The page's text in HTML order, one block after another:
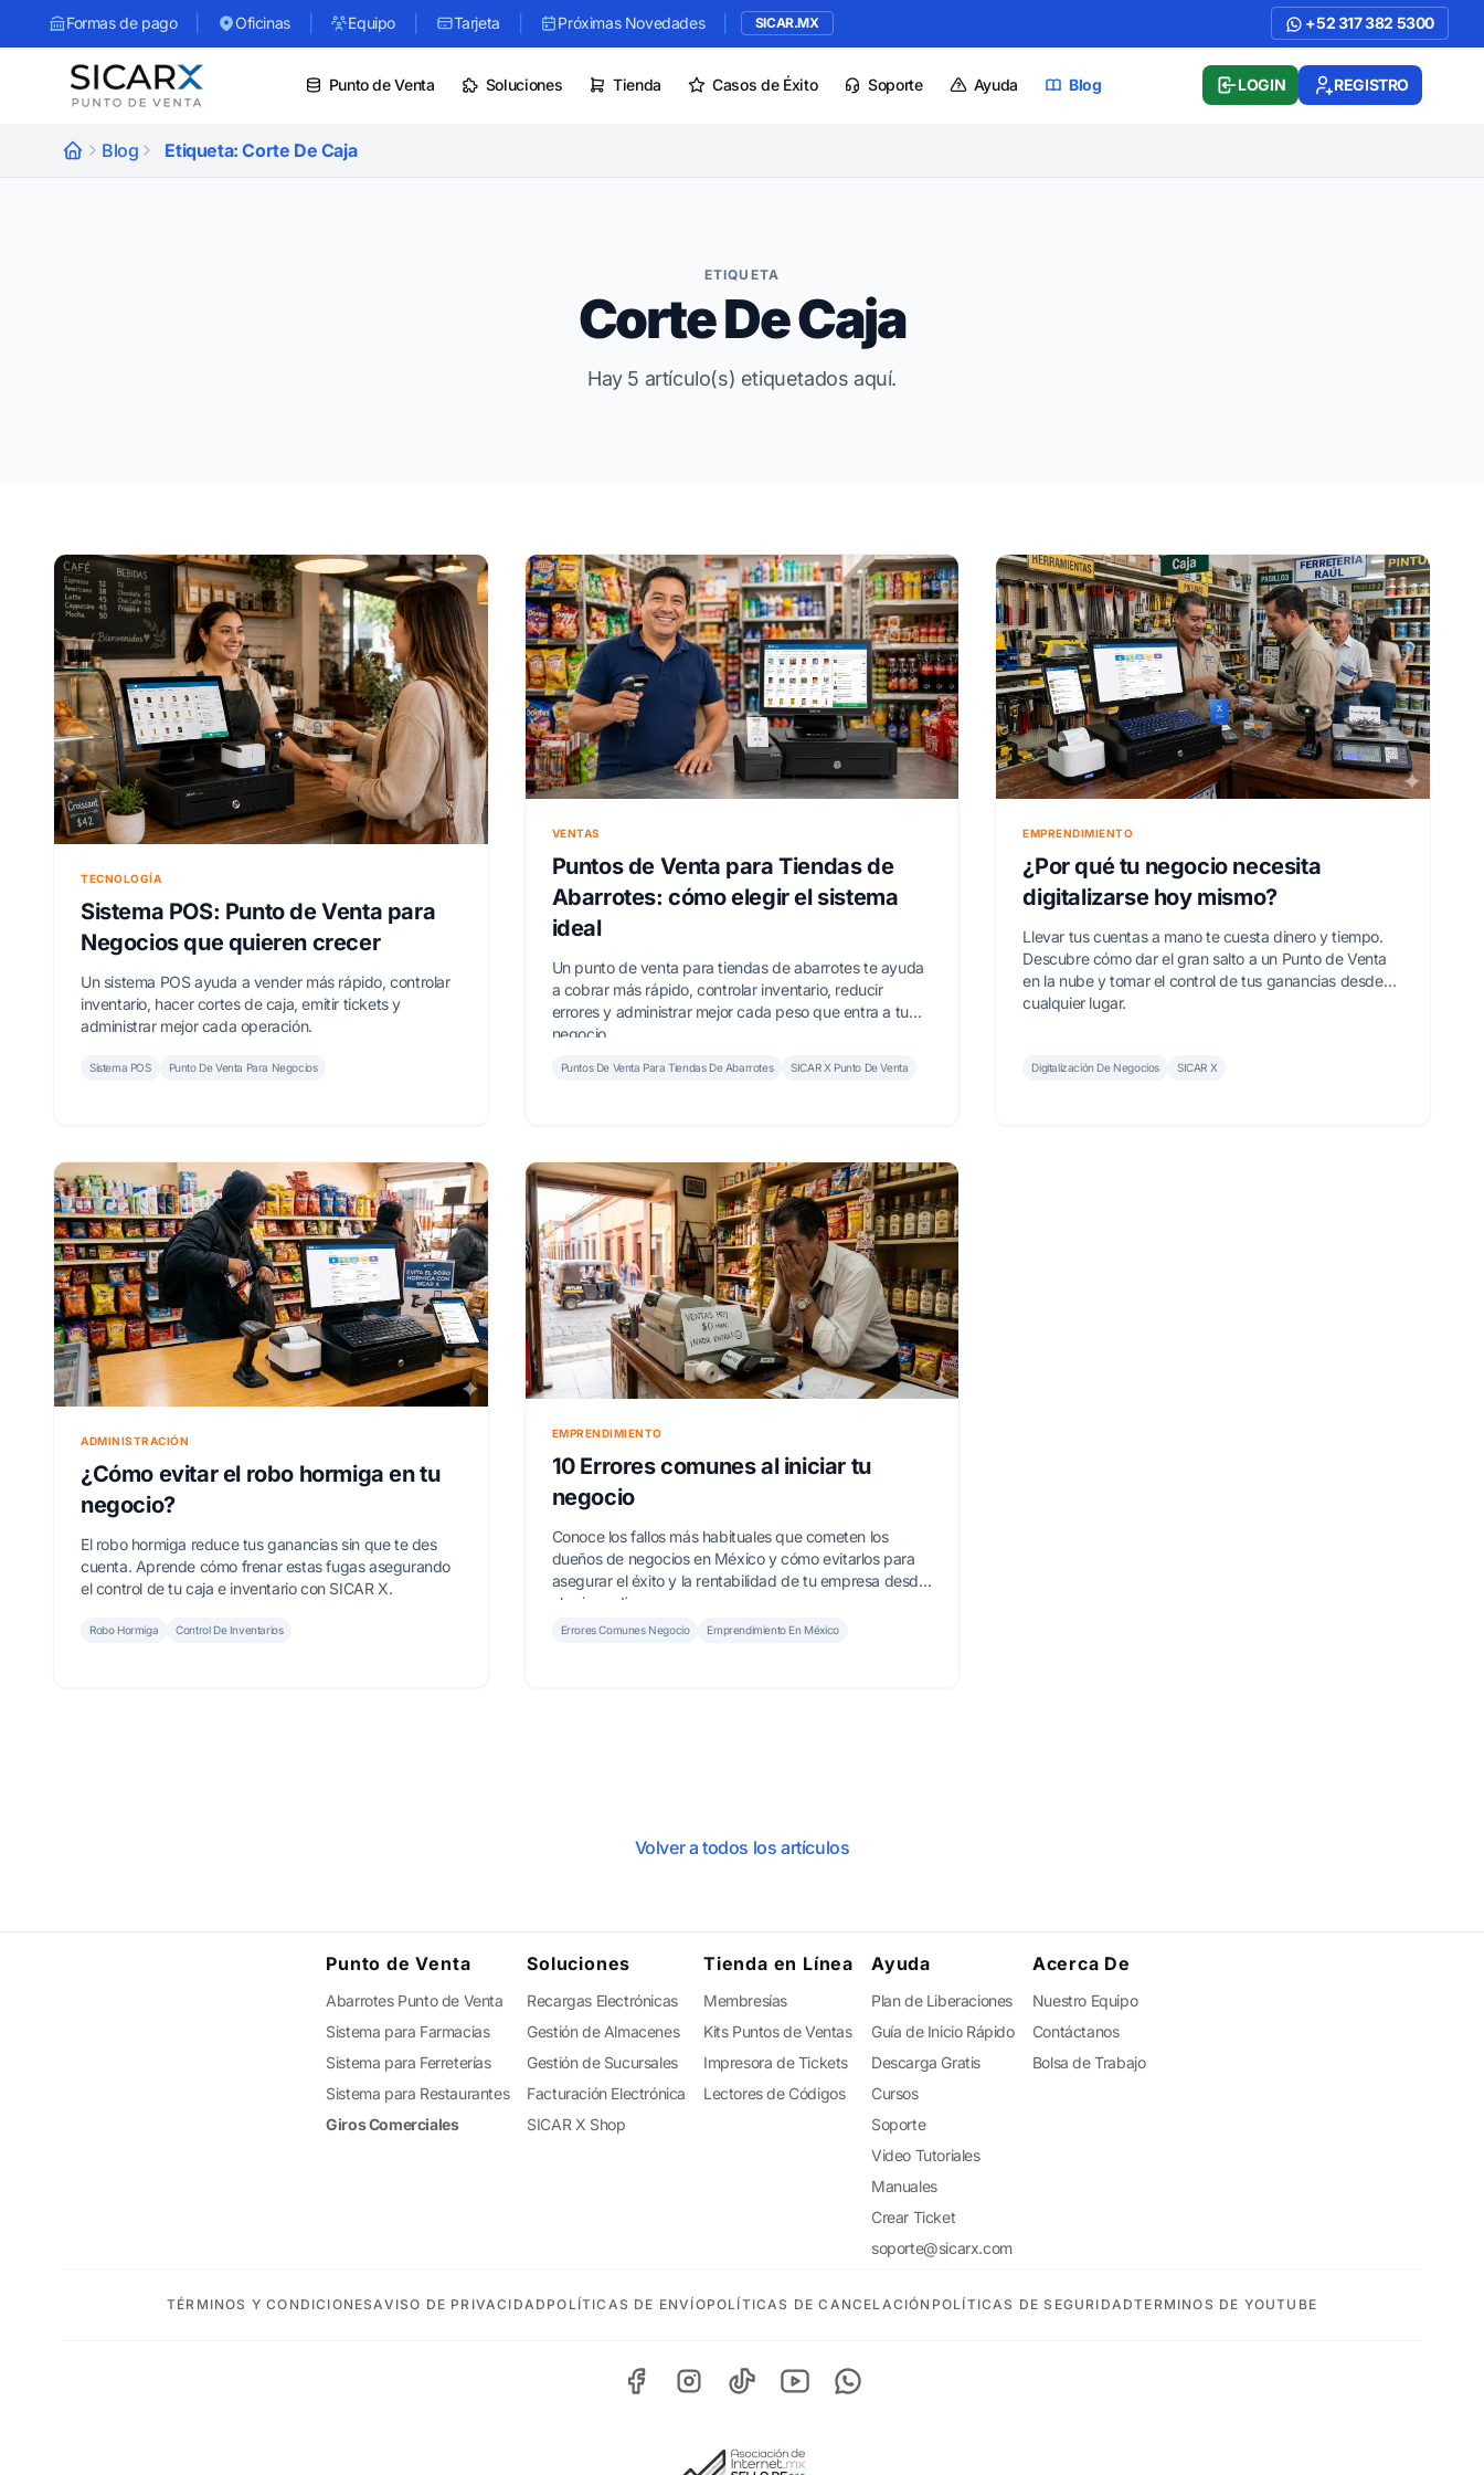
Formas de pago Oficinas Equipo Tarjeta Próximas Novedades SICAR.MX +52 317 382 5300
Punto de Venta Soluciones Tienda Casos de Éxito Soporte Ayuda Blog LOGIN REGISTRO
Blog Etiqueta: Corte De Caja
ETIQUETA
Corte De Caja
Hay 5 artículo(s) etiquetados aquí.
TECNOLOGÍA
Sistema POS: Punto de Venta para
Negocios que quieren crecer
Un sistema POS ayuda a vender más rápido, controlar
inventario, hacer cortes de caja, emitir tickets y
administrar mejor cada operación.
Sistema POS Punto De Venta Para Negocios
VENTAS
Puntos de Venta para Tiendas de
Abarrotes: cómo elegir el sistema
ideal
Un punto de venta para tiendas de abarrotes te ayuda
a cobrar más rápido, controlar inventario, reducir
errores y administrar mejor cada peso que entra a tu
negocio.
Puntos De Venta Para Tiendas De Abarrotes SICAR X Punto De Venta
EMPRENDIMIENTO
¿Por qué tu negocio necesita
digitalizarse hoy mismo?
Llevar tus cuentas a mano te cuesta dinero y tiempo.
Descubre cómo dar el gran salto a un Punto de Venta
en la nube y tomar el control de tus ganancias desde
cualquier lugar.
Digitalización De Negocios SICAR X
ADMINISTRACIÓN
¿Cómo evitar el robo hormiga en tu
negocio?
El robo hormiga reduce tus ganancias sin que te des
cuenta. Aprende cómo frenar estas fugas asegurando
el control de tu caja e inventario con SICAR X.
Robo Hormiga Control De Inventarios
EMPRENDIMIENTO
10 Errores comunes al iniciar tu
negocio
Conoce los fallos más habituales que cometen los
dueños de negocios en México y cómo evitarlos para
asegurar el éxito y la rentabilidad de tu empresa desde
el primer día.
Errores Comunes Negocio Emprendimiento En México
Volver a todos los artículos
Punto de Venta
Abarrotes Punto de Venta
Sistema para Farmacias
Sistema para Ferreterías
Sistema para Restaurantes
Giros Comerciales
Soluciones
Recargas Electrónicas
Gestión de Almacenes
Gestión de Sucursales
Facturación Electrónica
SICAR X Shop
Tienda en Línea
Membresías
Kits Puntos de Ventas
Impresora de Tickets
Lectores de Códigos
Ayuda
Plan de Liberaciones
Guía de Inicio Rápido
Descarga Gratis
Cursos
Soporte
Video Tutoriales
Manuales
Crear Ticket
soporte@sicarx.com
Acerca De
Nuestro Equipo
Contáctanos
Bolsa de Trabajo
TÉRMINOS Y CONDICIONESAVISO DE PRIVACIDAD POLÍTICAS DE ENVÍOPOLÍTICAS DE CANCELACIÓN POLÍTICAS DE SEGURIDADTERMINOS DE YOUTUBE